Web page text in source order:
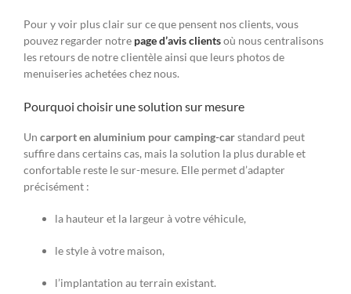
Pour y voir plus clair sur ce que pensent nos clients, vous
pouvez regarder notre page d’avis clientsoù nous centralisons
les retours de notre clientèle ainsi que leurs photos de
menuiseries achetées chez nous.
Pourquoi choisir une solution sur mesure
Un carport en aluminium pour camping-carstandard peut
suffire dans certains cas, mais la solution la plus durable et
confortable reste le sur-mesure. Elle permet d’adapter
précisément :
la hauteur et la largeur à votre véhicule,
le style à votre maison,
l’implantation au terrain existant.